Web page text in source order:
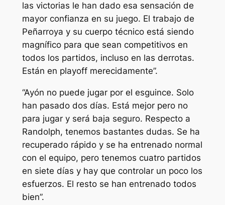
las victorias le han dado esa sensación de
mayor confianza en su juego. El trabajo de
Peñarroya y su cuerpo técnico está siendo
magnífico para que sean competitivos en
todos los partidos, incluso en las derrotas.
Están en playoff merecidamente”.
“Ayón no puede jugar por el esguince. Solo
han pasado dos días. Está mejor pero no
para jugar y será baja seguro. Respecto a
Randolph, tenemos bastantes dudas. Se ha
recuperado rápido y se ha entrenado normal
con el equipo, pero tenemos cuatro partidos
en siete días y hay que controlar un poco los
esfuerzos. El resto se han entrenado todos
bien”.